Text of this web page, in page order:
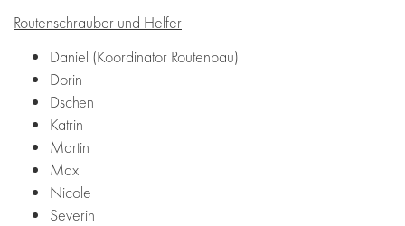
Routenschrauber und Helfer
Daniel (Koordinator Routenbau)
Dorin
Dschen
Katrin
Martin
Max
Nicole
Severin